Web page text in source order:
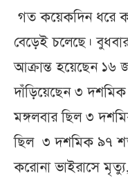
গত কয়েকদিন ধরে
বেড়েই চলেছে।
আক্রান্ত হয়েছেন ১৬
দাঁড়িয়েছেন ৩
মঙ্গলবার ছিল ৩
ছিল ৩ দশমিক ৯৭
করোনা ভাইরাসে